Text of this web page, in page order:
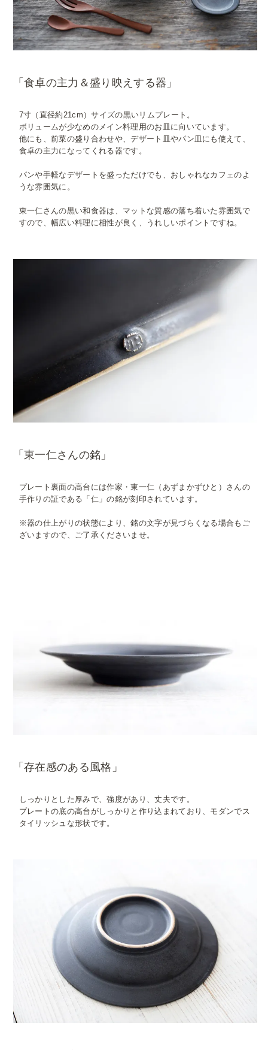
「食卓の主力＆盛り映えする器」
7寸（直径約21cm）サイズの黒いリムプレート。
ボリュームが少なめのメイン料理用のお皿に向いています。
他にも、前菜の盛り合わせや、デザート皿やパン皿にも使えて、
食卓の主力になってくれる器です。
パンや手軽なデザートを盛っただけでも、おしゃれなカフェのよ
うな雰囲気に。
東一仁さんの黒い和食器は、マットな質感の落ち着いた雰囲気で
すので、幅広い料理に相性が良く、うれしいポイントですね。
「東一仁さんの銘」
プレート裏面の高台には作家・東一仁（あずまかずひと）さんの
手作りの証である「仁」の銘が刻印されています。
※器の仕上がりの状態により、銘の文字が見づらくなる場合もご
ざいますので、ご了承くださいませ。
「存在感のある風格」
しっかりとした厚みで、強度があり、丈夫です。
プレートの底の高台がしっかりと作り込まれており、モダンでス
タイリッシュな形状です。